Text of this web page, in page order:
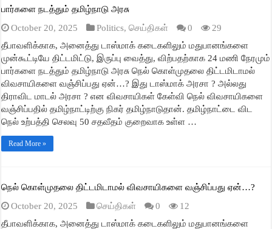
பார்களை நடத்தும் தமிழ்நாடு அரசு
October 20, 2025
Politics,செய்திகள் 0
29
தீபாவளிக்காக, அனைத்து டாஸ்மாக் கடைகளிலும் மதுபானங்களை
முன்கூட்டியே திட்டமிட்டு, இருப்பு வைத்து, விற்பதற்காக 24 மணி நேரமும்
பார்களை நடத்தும் தமிழ்நாடு அரசு நெல் கொள்முதலை திட்டமிடாமல்
விவசாயிகளை வஞ்சிப்பது ஏன்…? இது டாஸ்மாக் அரசா ? அல்லது
திராவிட மாடல் அரசா ? என விவசாயிகள் கேள்வி நெல் விவசாயிகளை
வஞ்சிப்பதில் தமிழ்நாட்டிற்கு நிகர் தமிழ்நாடுதான். தமிழ்நாட்டை விட
நெல் உற்பத்தி செலவு 50 சதவீதம் குறைவாக உள்ள …
Read More »
நெல் கொள்முதலை திட்டமிடாமல் விவசாயிகளை வஞ்சிப்பது ஏன்…?
October 20, 2025
செய்திகள் 0
12
தீபாவளிக்காக, அனைத்து டாஸ்மாக் கடைகளிலும் மதுபானங்களை